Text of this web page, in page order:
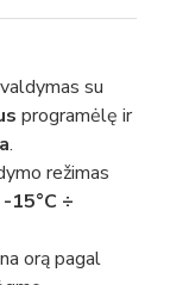
su
programėlę ir
.
režimas
-15°C ÷
orą pagal